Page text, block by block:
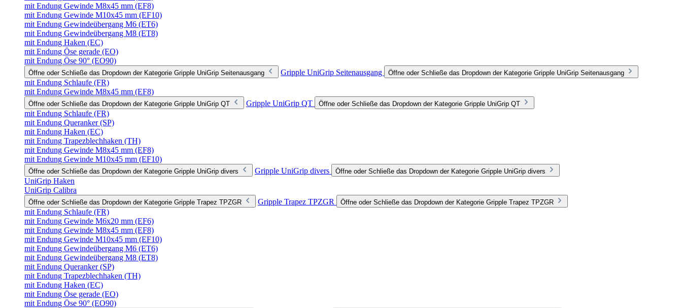
mit Endung Gewinde M8x45 mm (EF8)
mit Endung Gewinde M10x45 mm (EF10)
mit Endung Gewindeübergang M6 (ET6)
mit Endung Gewindeübergang M8 (ET8)
mit Endung Haken (EC)
mit Endung Öse gerade (EO)
mit Endung Öse 90° (EO90)
Öffne oder Schließe das Dropdown der Kategorie Gripple UniGrip Seitenausgang Gripple UniGrip Seitenausgang Öffne oder Schließe das Dropdown der Kategorie Gripple UniGrip Seitenausgang
mit Endung Schlaufe (FR)
mit Endung Gewinde M8x45 mm (EF8)
Öffne oder Schließe das Dropdown der Kategorie Gripple UniGrip QT Gripple UniGrip QT Öffne oder Schließe das Dropdown der Kategorie Gripple UniGrip QT
mit Endung Schlaufe (FR)
mit Endung Queranker (SP)
mit Endung Haken (EC)
mit Endung Trapezblechhaken (TH)
mit Endung Gewinde M8x45 mm (EF8)
mit Endung Gewinde M10x45 mm (EF10)
Öffne oder Schließe das Dropdown der Kategorie Gripple UniGrip divers Gripple UniGrip divers Öffne oder Schließe das Dropdown der Kategorie Gripple UniGrip divers
UniGrip Haken
UniGrip Calibra
Öffne oder Schließe das Dropdown der Kategorie Gripple Trapez TPZGR Gripple Trapez TPZGR Öffne oder Schließe das Dropdown der Kategorie Gripple Trapez TPZGR
mit Endung Schlaufe (FR)
mit Endung Gewinde M6x20 mm (EF6)
mit Endung Gewinde M8x45 mm (EF8)
mit Endung Gewinde M10x45 mm (EF10)
mit Endung Gewindeübergang M6 (ET6)
mit Endung Gewindeübergang M8 (ET8)
mit Endung Queranker (SP)
mit Endung Trapezblechhaken (TH)
mit Endung Haken (EC)
mit Endung Öse gerade (EO)
mit Endung Öse 90° (EO90)